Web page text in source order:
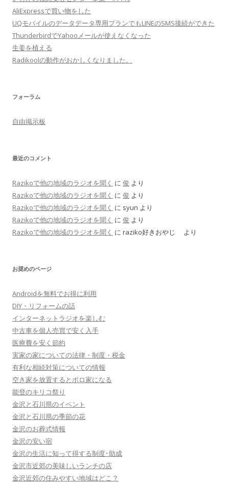
AliExpressで買い物をした
UQモバイルのデータデータ専用プランでもLINEのSMS接続ができた
ThunderbirdでYahooメールが使えなくなった
生姜を植える
Radikoolの動作がおかしくなりました。
フォーラム
自由掲示板
最近のコメント
Razikoで他の地域のラジオを聞く に 俊 より
Razikoで他の地域のラジオを聞く に 俊 より
Razikoで他の地域のラジオを聞く に syun より
Razikoで他の地域のラジオを聞く に 俊 より
Razikoで他の地域のラジオを聞く に raziko好きおやじ より
お奨めのページ
Androidを無料でお得に利用
DIY・リフォームの話
インターネットラジオを楽しむ
中古車を個人売買で安く入手
医療費を安く節約
実家の家についての法律・制度・税金
有利な相続対策についての情報
空き家を放置するとボロ家になる
能登のキリコ祭り
金沢と石川県のイベント
金沢と石川県の季節の花
金沢のお葬式情報
金沢の安い宿
金沢の生活に知って得する制度･助成
金沢市近郊の美味しいランチの店
金沢近郊の住みやすい地域はどこ？